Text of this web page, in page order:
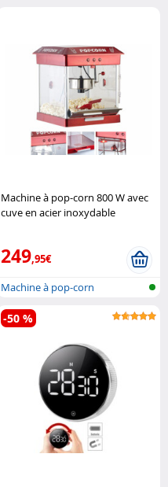
Machine à pop-corn 800 W avec
cuve en acier inoxydable
249,95€
Machine à pop-corn
-50 %